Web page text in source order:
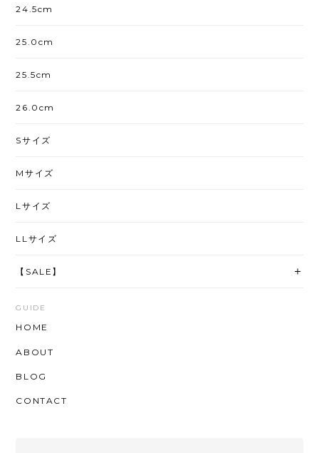
24.5cm
25.0cm
25.5cm
26.0cm
Sサイズ
Mサイズ
Lサイズ
LLサイズ
【SALE】
GUIDE
HOME
ABOUT
BLOG
CONTACT